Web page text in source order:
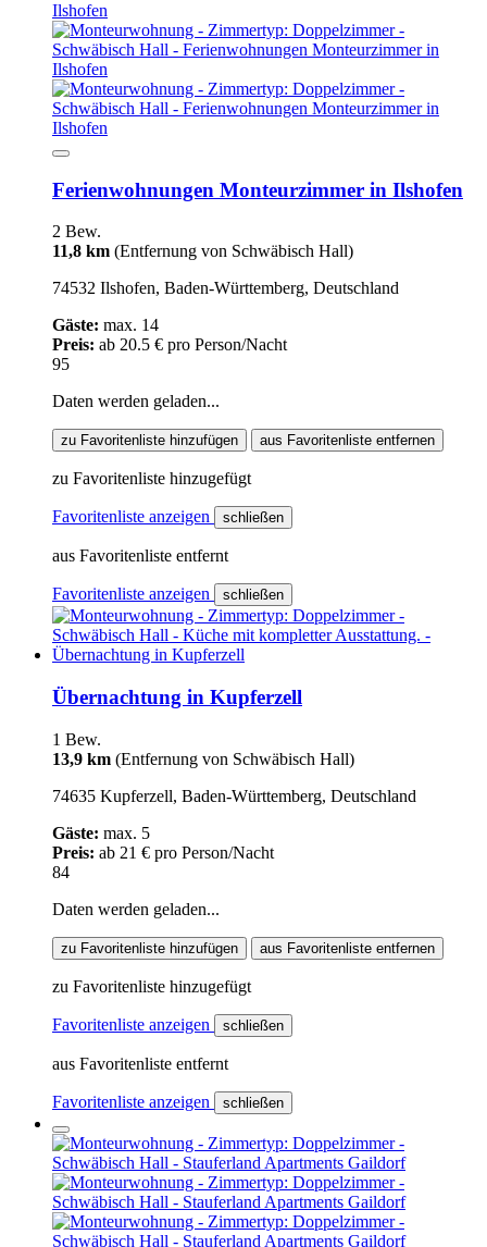
Ferienwohnungen Monteurzimmer in Ilshofen
2 Bew.
11,8 km (Entfernung von Schwäbisch Hall)
74532 Ilshofen, Baden-Württemberg, Deutschland
Gäste: max. 14
Preis: ab 20.5 € pro Person/Nacht
95
Daten werden geladen...
zu Favoritenliste hinzufügen aus Favoritenliste entfernen
zu Favoritenliste hinzugefügt
Favoritenliste anzeigen schließen
aus Favoritenliste entfernt
Favoritenliste anzeigen schließen
Übernachtung in Kupferzell
1 Bew.
13,9 km (Entfernung von Schwäbisch Hall)
74635 Kupferzell, Baden-Württemberg, Deutschland
Gäste: max. 5
Preis: ab 21 € pro Person/Nacht
84
Daten werden geladen...
zu Favoritenliste hinzufügen aus Favoritenliste entfernen
zu Favoritenliste hinzugefügt
Favoritenliste anzeigen schließen
aus Favoritenliste entfernt
Favoritenliste anzeigen schließen